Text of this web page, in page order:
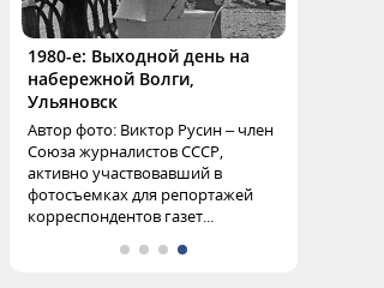
1980-е: Выходной день на
набережной Волги,
Ульяновск
Автор фото: Виктор Русин – член
Союза журналистов СССР,
активно участвовавший в
фотосъемках для репортажей
корреспондентов газет...